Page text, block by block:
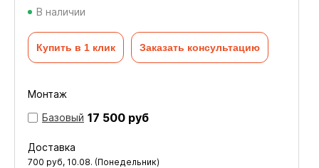
В наличии
Купить в 1 клик Заказать консультацию
Монтаж
Базовый 17 500 руб
Доставка
700 руб, 10.08. (Понедельник)